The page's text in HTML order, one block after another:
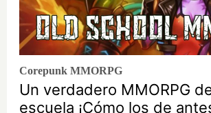
Corepunk MMORPG
Un verdadero MMORPG
escuela ¡Cómo los de